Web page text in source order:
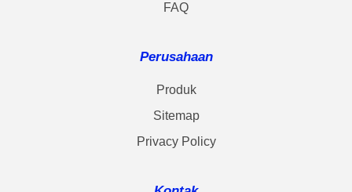
FAQ
Perusahaan
Produk
Sitemap
Privacy Policy